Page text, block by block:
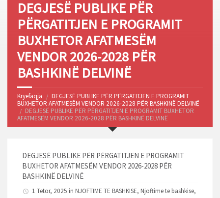
DEGJESË PUBLIKE PËR
PËRGATITJEN E PROGRAMIT
BUXHETOR AFATMESËM
VENDOR 2026-2028 PËR
BASHKINË DELVINË
Kryefaqja
DEGJESË PUBLIKE PËR PËRGATITJEN E PROGRAMIT
BUXHETOR AFATMESËM VENDOR 2026-2028 PËR BASHKINË DELVINË
DEGJESË PUBLIKE PËR PËRGATITJEN E PROGRAMIT BUXHETOR
AFATMESËM VENDOR 2026-2028 PËR BASHKINË DELVINË
DEGJESË PUBLIKE PËR PËRGATITJEN E PROGRAMIT
BUXHETOR AFATMESËM VENDOR 2026-2028 PËR
BASHKINË DELVINË
1 Tetor, 2025 in NJOFTIME TE BASHKISE, Njoftime te bashkise,